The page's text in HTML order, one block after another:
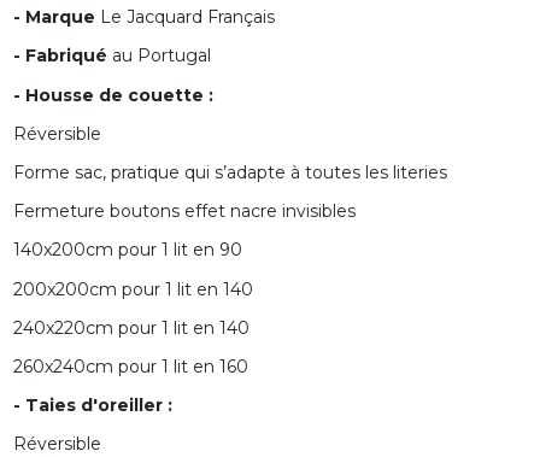
- Marque Le Jacquard Français
- Fabriqué au Portugal
- Housse de couette :
Réversible
Forme sac, pratique qui s’adapte à toutes les literies
Fermeture boutons effet nacre invisibles
140x200cm pour 1 lit en 90
200x200cm pour 1 lit en 140
240x220cm pour 1 lit en 140
260x240cm pour 1 lit en 160
- Taies d'oreiller :
Réversible